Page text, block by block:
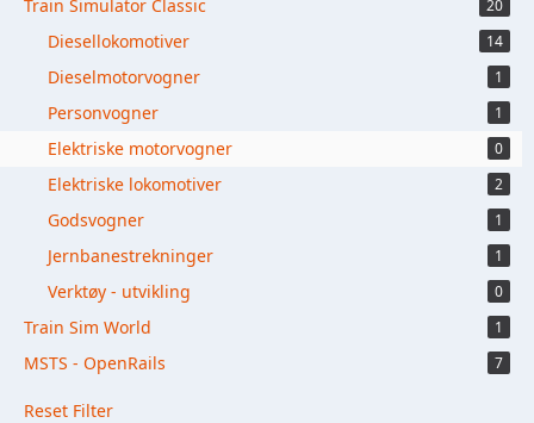
Train Simulator Classic 20
Diesellokomotiver 14
Dieselmotorvogner 1
Personvogner 1
Elektriske motorvogner 0
Elektriske lokomotiver 2
Godsvogner 1
Jernbanestrekninger 1
Verktøy - utvikling 0
Train Sim World 1
MSTS - OpenRails 7
Reset Filter